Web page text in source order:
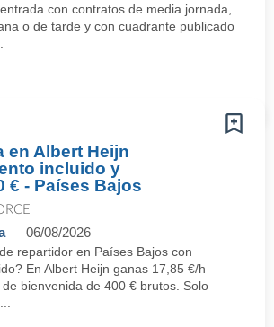
con contratos de media jornada,
o de tarde y con cuadrante publicado
en Albert Heijn
incluido y
€ - Países Bajos
06/08/2026
repartidor en Países Bajos con
En Albert Heijn ganas 17,85 €/h
bienvenida de 400 € brutos. Solo